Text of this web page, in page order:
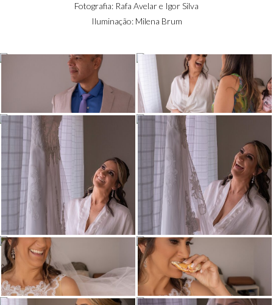
Fotografia: Rafa Avelar e Igor Silva
Iluminação: Milena Brum